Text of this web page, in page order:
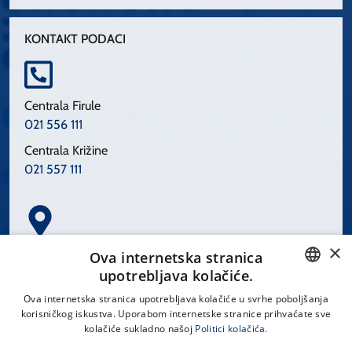
KONTAKT PODACI
Centrala Firule
021 556 111
Centrala Križine
021 557 111
Spinčićeva 1, 21000 Split
CROATIAN
×
Ova internetska stranica
upotrebljava kolačiće.
Ova internetska stranica upotrebljava kolačiće u svrhe poboljšanja
korisničkog iskustva. Uporabom internetske stranice prihvaćate sve
kolačiće sukladno našoj Politici kolačića.